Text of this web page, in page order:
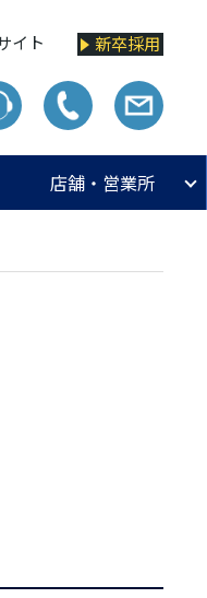
イト 新卒採用
店舗・営業所